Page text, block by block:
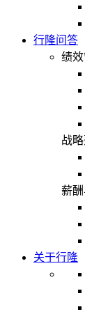
行隆问答
绩
战
薪
关于行隆